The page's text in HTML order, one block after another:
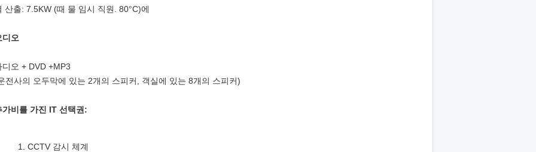
산출: 7.5KW (때 물 임시 직원. 80°C)에
디오
디오 + DVD +MP3
전사의 오두막에 있는 2개의 스피커, 객실에 있는 8개의 스피커)
가비를 가진 IT 선택권:
CCTV 감시 체계